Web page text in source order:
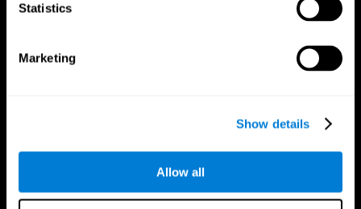
Statistics
Marketing
Show details
Allow all